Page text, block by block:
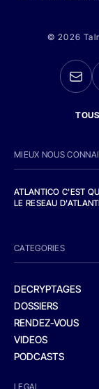
© 2026
MIEUX NOUS
ATLANTICO C'EST
LE RESEAU
CATEGORIES
DECRYPTAGES
DOSSIERS
RENDEZ-VOUS
VIDEOS
PODCASTS
LEGAL